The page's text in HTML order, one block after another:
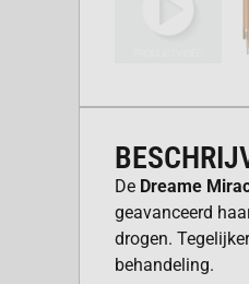
De Dreame
geavanceerd
drogen.
behandeling.